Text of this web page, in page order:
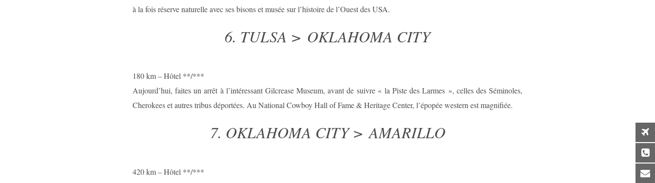
à la fois réserve naturelle avec ses bisons et musée sur l’histoire de l’Ouest des USA.
6. TULSA > OKLAHOMA CITY
180 km – Hôtel **/***
Aujourd’hui, faites un arrêt à l’intéressant Gilcrease Museum, avant de suivre « la Piste des Larmes », celles des Séminoles,
Cherokees et autres tribus déportées. Au National Cowboy Hall of Fame & Heritage Center, l’épopée western est magnifiée.
7. OKLAHOMA CITY > AMARILLO
420 km – Hôtel **/***